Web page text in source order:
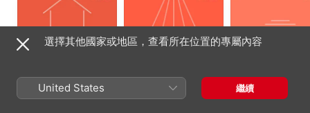
揸車返歸
兜風搖滾樂
黃昏兜風點唱機
選擇其他國家或地區，查看所在位置的專屬內容
United States 繼續